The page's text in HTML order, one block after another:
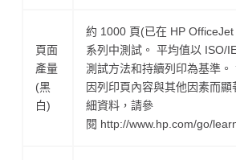
頁面
產量
(黑
白)
約 1000 頁(已在 HP
系列中測試。 平均值以 ISO/
測試方法和持續列印為基準。
因列印頁內容與其他因素而
細資料，請參
閱 http://www.hp.com/go/